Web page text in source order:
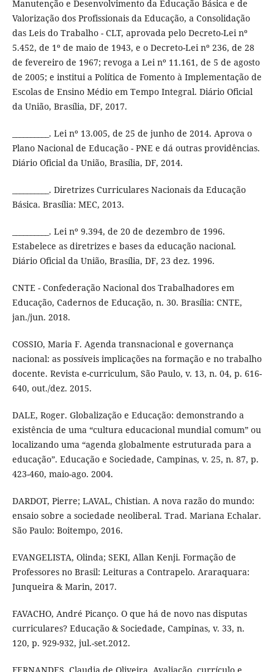
Manutenção e Desenvolvimento da Educação Básica e de
Valorização dos Profissionais da Educação, a Consolidação
das Leis do Trabalho - CLT, aprovada pelo Decreto-Lei nº
5.452, de 1º de maio de 1943, e o Decreto-Lei nº 236, de 28
de fevereiro de 1967; revoga a Lei nº 11.161, de 5 de agosto
de 2005; e institui a Política de Fomento à Implementação de
Escolas de Ensino Médio em Tempo Integral. Diário Oficial
da União, Brasília, DF, 2017.
__________. Lei nº 13.005, de 25 de junho de 2014. Aprova o
Plano Nacional de Educação - PNE e dá outras providências.
Diário Oficial da União, Brasília, DF, 2014.
__________. Diretrizes Curriculares Nacionais da Educação
Básica. Brasília: MEC, 2013.
__________. Lei nº 9.394, de 20 de dezembro de 1996.
Estabelece as diretrizes e bases da educação nacional.
Diário Oficial da União, Brasília, DF, 23 dez. 1996.
CNTE - Confederação Nacional dos Trabalhadores em
Educação, Cadernos de Educação, n. 30. Brasília: CNTE,
jan./jun. 2018.
COSSIO, Maria F. Agenda transnacional e governança
nacional: as possíveis implicações na formação e no trabalho
docente. Revista e-curriculum, São Paulo, v. 13, n. 04, p. 616-
640, out./dez. 2015.
DALE, Roger. Globalização e Educação: demonstrando a
existência de uma “cultura educacional mundial comum” ou
localizando uma “agenda globalmente estruturada para a
educação”. Educação e Sociedade, Campinas, v. 25, n. 87, p.
423-460, maio-ago. 2004.
DARDOT, Pierre; LAVAL, Chistian. A nova razão do mundo:
ensaio sobre a sociedade neoliberal. Trad. Mariana Echalar.
São Paulo: Boitempo, 2016.
EVANGELISTA, Olinda; SEKI, Allan Kenji. Formação de
Professores no Brasil: Leituras a Contrapelo. Araraquara:
Junqueira & Marin, 2017.
FAVACHO, André Picanço. O que há de novo nas disputas
curriculares? Educação & Sociedade, Campinas, v. 33, n.
120, p. 929-932, jul.-set.2012.